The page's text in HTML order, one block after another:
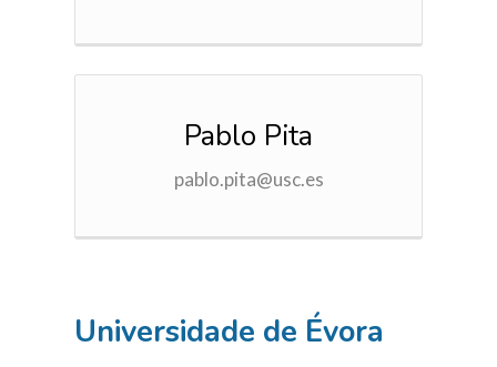
Pablo Pita
pablo.pita@usc.es
Universidade de Évora